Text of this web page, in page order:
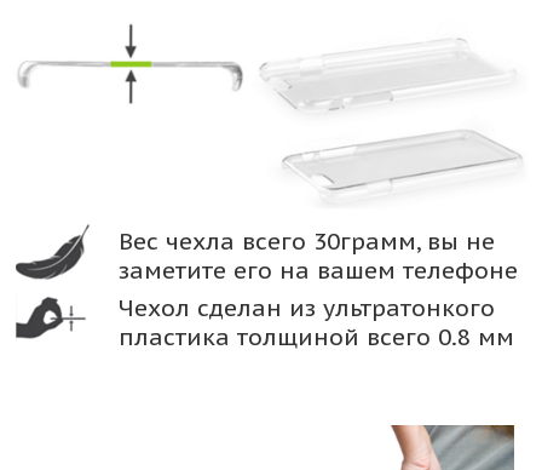
Вес чехла всего 30грамм, вы не
заметите его на вашем телефоне
Чехол сделан из ультратонкого
пластика толщиной всего 0.8 мм